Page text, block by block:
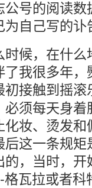
号的阅读
为自己写的讣
候，在什
我很多年
接触到 摇滚
须每天身
妆、烫发
这一条规矩
，当时，
瓦拉或者